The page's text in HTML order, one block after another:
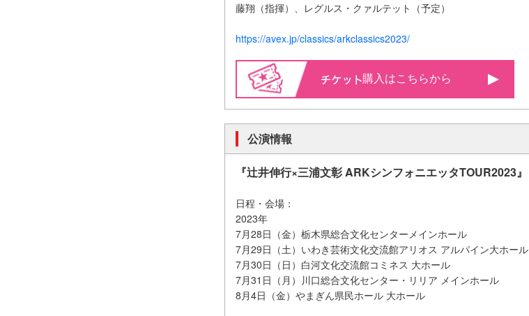
藤翔（指揮）、レグルス・クァルテット（予定）
https://avex.jp/classics/arkclassics2023/
購入はこちらから
公演情報
『辻井伸行×三浦文彰 ARKシンフォニエッタTOUR2023』
日程・会場：
2023年
7月28日（金）栃木県総合文化センターメインホール
7月29日（土）いわき芸術文化交流館アリオス アルパイン大ホール
7月30日（日）白河文化交流館コミネス 大ホール
7月31日（月）川口総合文化センター・リリア メインホール
8月4日（金）やまぎん県民ホール 大ホール